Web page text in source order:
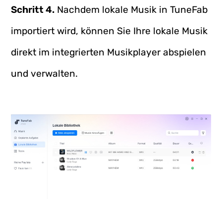
Schritt 4. Nachdem lokale Musik in TuneFab
importiert wird, können Sie Ihre lokale Musik
direkt im integrierten Musikplayer abspielen
und verwalten.